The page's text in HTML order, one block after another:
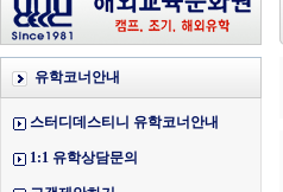
유학코너안내
스터디데스티니 유학코너안내
1:1 유학상담문의